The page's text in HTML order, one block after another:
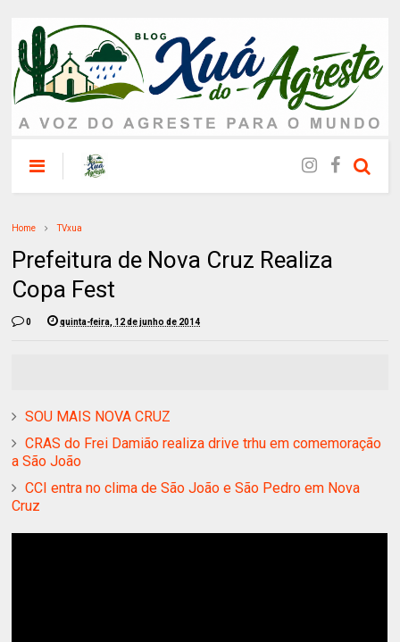
Home TVxua
Prefeitura de Nova Cruz Realiza
Copa Fest
0 quinta-feira, 12 de junho de 2014
SOU MAIS NOVA CRUZ
CRAS do Frei Damião realiza drive trhu em comemoração
a São João
CCI entra no clima de São João e São Pedro em Nova
Cruz